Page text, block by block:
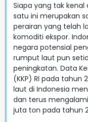
Siapa yang tak
satu ini merupakan
perairan yang telah
komoditi ekspor.
negara potensial
rumput laut pun
peningkatan. Data
(KKP) RI pada tahun
laut di Indonesia
dan terus
juta ton pada tahun